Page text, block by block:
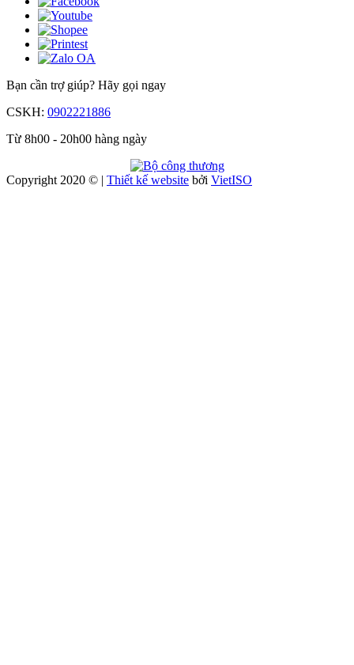
Bạn cần trợ giúp? Hãy gọi ngay
CSKH: 0902221886
Từ 8h00 - 20h00 hàng ngày
Copyright 2020 © | Thiết kế website bởi VietISO